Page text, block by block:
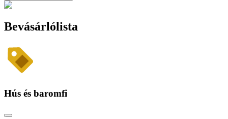
Bevásárlólista
Hús és baromfi